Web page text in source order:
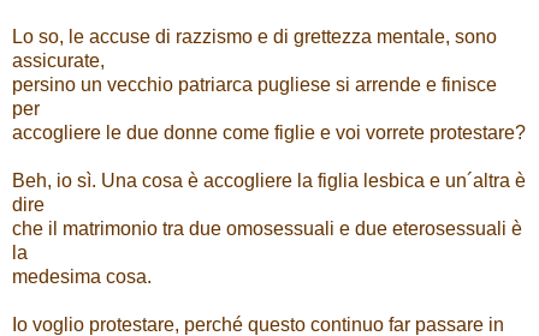
Lo so, le accuse di razzismo e di grettezza mentale, sono
assicurate,
persino un vecchio patriarca pugliese si arrende e finisce
per
accogliere le due donne come figlie e voi vorrete protestare?
Beh, io sì. Una cosa è accogliere la figlia lesbica e un´altra è
dire
che il matrimonio tra due omosessuali e due eterosessuali è
la
medesima cosa.
Io voglio protestare, perché questo continuo far passare in